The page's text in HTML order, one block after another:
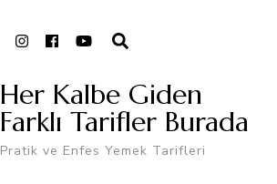
Her Kalbe Giden
Farklı Tarifler Burada
Pratik ve Enfes Yemek Tarifleri